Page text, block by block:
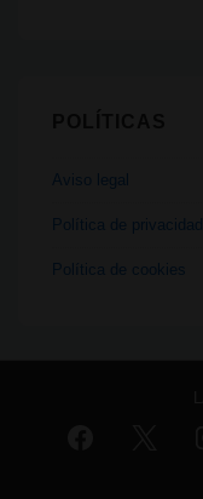
Aviso legal
Política de privacidad
Política de cookies